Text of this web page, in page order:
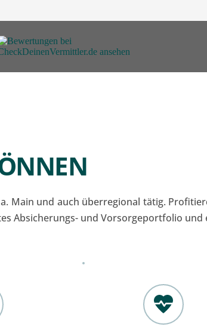
Main und auch überregional tätig.
Absicherungs- und Vorsorgeportfolio